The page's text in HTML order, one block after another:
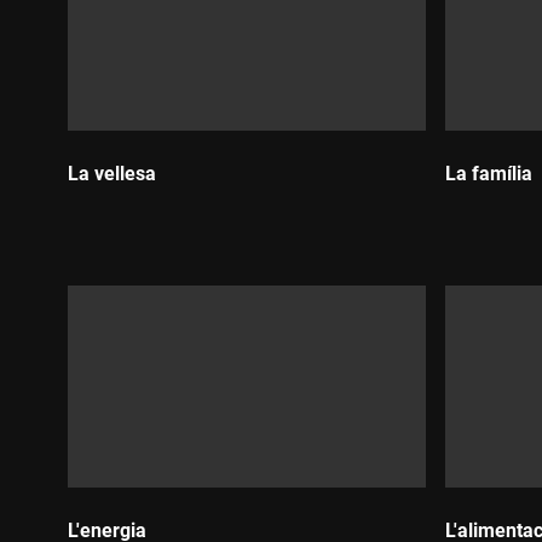
La vellesa La família
L'energia